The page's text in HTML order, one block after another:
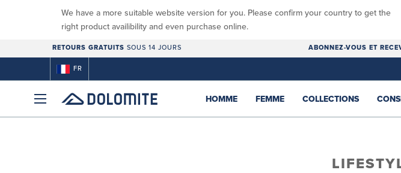
We have a more suitable website version for you. Please confirm your country to get the
right product availibility and even purchase online.
RETOURS GRATUITS SOUS 14 JOURS ABONNEZ-VOUS ET
FR
HOMME FEMME COLLECTIONS